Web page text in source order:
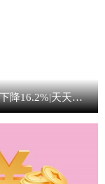
前5月全国房地产开发投资30356亿元 同比下降16.2%|天天资讯